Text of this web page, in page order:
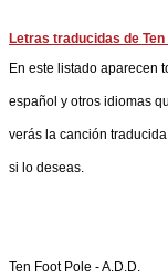
Letras traducidas de Ten
En este listado aparecen
español y otros idiomas
verás la canción
si lo deseas.
Ten Foot Pole -A.D.D.